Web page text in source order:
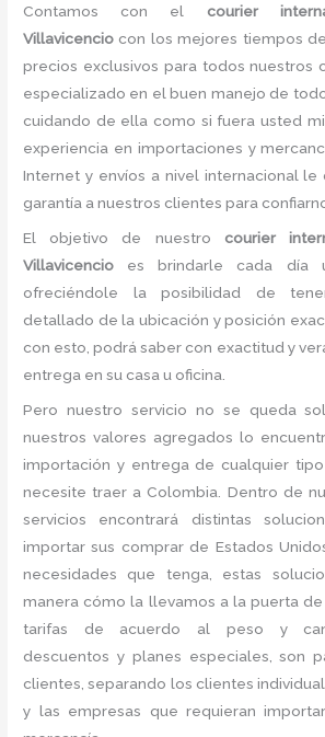
Contamos con el courier
Villavicencio con los mejores tiempos
precios exclusivos para todos nuestros
especializado en el buen manejo de
cuidando de ella como si fuera usted
experiencia en importaciones y
Internet y envíos a nivel internacional le
garantía a nuestros clientes para
El objetivo de nuestro courier
Villavicencio es brindarle cada día
ofreciéndole la posibilidad de
detallado de la ubicación y posición
con esto, podrá saber con exactitud y
entrega en su casa u oficina.
Pero nuestro servicio no se queda
nuestros valores agregados lo
importación y entrega de cualquier
necesite traer a Colombia. Dentro de
servicios encontrará distintas
importar sus comprar de Estados
necesidades que tenga, estas
manera cómo la llevamos a la puerta
tarifas de acuerdo al peso y
descuentos y planes especiales, son
clientes, separando los clientes
y las empresas que requieran